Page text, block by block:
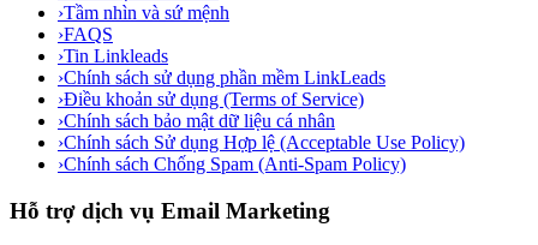
›Tầm nhìn và sứ mệnh
›FAQS
›Tin Linkleads
›Chính sách sử dụng phần mềm LinkLeads
›Điều khoản sử dụng (Terms of Service)
›Chính sách bảo mật dữ liệu cá nhân
›Chính sách Sử dụng Hợp lệ (Acceptable Use Policy)
›Chính sách Chống Spam (Anti-Spam Policy)
Hỗ trợ dịch vụ Email Marketing